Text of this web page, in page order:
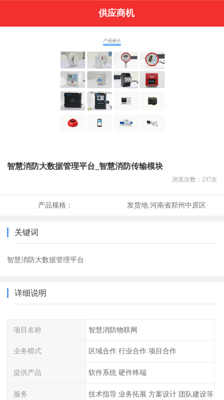
供应商机
智慧消防大数据管理平台_智慧消防传输模块
浏览次数： 237次
产品规格： 发货地:河南省郑州中原区
关键词
智慧消防大数据管理平台
详细说明
项目名称 智慧消防物联网
业务模式 区域合作 行业合作 项目合作
提供产品 软件系统 硬件终端
服务 技术指导 业务拓展 方案设计 团队建设等